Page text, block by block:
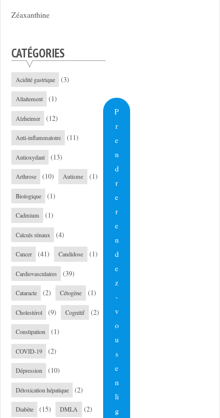
Zéaxanthine
CATÉGORIES
Acidité gastrique (3)
Allaitement (1)
Alzheimer (12)
Anti-inflammatoire (11)
Antioxydant (13)
Arthrose (10) Autisme (1)
Biologique (1)
Cadmium (1)
Calculs rénaux (4)
Cancer (41) Candidose (1)
Cardiovasculaires (39)
Cataracte (2) Cétogène (1)
Cholestérol (9) Cognitif (2)
Constipation (1)
COVID-19 (2)
Dépression (10)
Détoxication hépatique (2)
Diabète (15) DMLA (2)
P
r
e
n
d
r
e
r
e
n
d
e
z
-
v
o
u
s
e
n
li
g